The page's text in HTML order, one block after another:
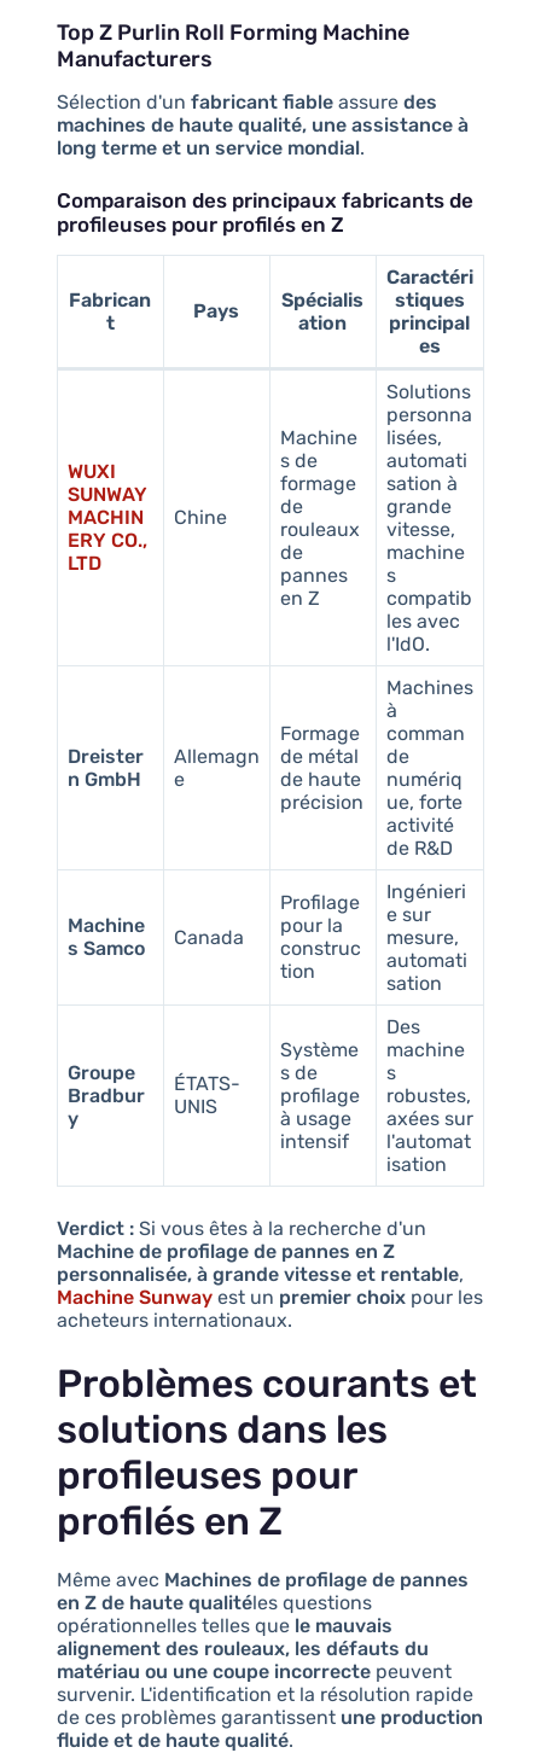
Top Z Purlin Roll Forming Machine
Manufacturers
Sélection d'un fabricant fiableassure des
machines de haute qualité, une assistance à
long terme et un service mondial.
Comparaison des principaux fabricants de
profileuses pour profilés en Z
Fabrican
t
Pays
Spécialis
ation
Caractéri
stiques
principal
es
WUXI
SUNWAY
MACHIN
ERY CO.,
LTD
Chine
Machine
s de
formage
de
rouleaux
de
pannes
en Z
Solutions
personna
lisées,
automati
sation à
grande
vitesse,
machine
s
compatib
les avec
l'IdO.
Dreister
n GmbH
Allemagn
e
Formage
de métal
de haute
précision
Machines
à
comman
de
numériq
ue, forte
activité
de R&D
Machine
s Samco
Canada
Profilage
pour la
construc
tion
Ingénieri
e sur
mesure,
automati
sation
Groupe
Bradbur
y
ÉTATS-
UNIS
Système
s de
profilage
à usage
intensif
Des
machine
s
robustes,
axées sur
l'automat
isation
Verdict :Si vous êtes à la recherche d'un
Machine de profilage de pannes en Z
personnalisée, à grande vitesse et rentable,
Machine Sunwayest un premier choixpour les
acheteurs internationaux.
Problèmes courants et
solutions dans les
profileuses pour
profilés en Z
Même avec Machines de profilage de pannes
en Z de haute qualitéles questions
opérationnelles telles que le mauvais
alignement des rouleaux, les défauts du
matériau ou une coupe incorrectepeuvent
survenir. L'identification et la résolution rapide
de ces problèmes garantissent une production
fluide et de haute qualité.